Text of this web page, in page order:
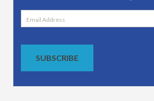
Email
Address
SUBSCRIBE